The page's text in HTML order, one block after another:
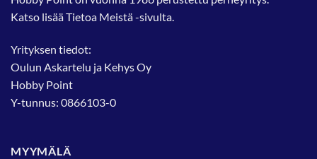
Katso lisääTietoa Meistä-sivulta.
Yrityksen tiedot:
Oulun Askartelu ja Kehys Oy
Hobby Point
Y-tunnus: 0866103-0
MYYMÄLÄ